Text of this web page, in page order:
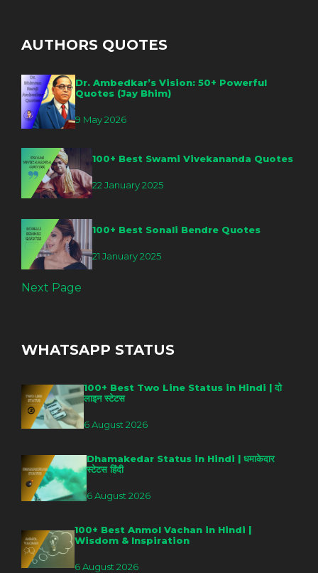
AUTHORS QUOTES
Dr. Ambedkar’s Vision: 50+ Powerful
Quotes (Jay Bhim)
9 May 2026
100+ Best Swami Vivekananda Quotes
22 January 2025
100+ Best Sonali Bendre Quotes
21 January 2025
Next Page
WHATSAPP STATUS
100+ Best Two Line Status in Hindi | दो
लाइन स्टेटस
6 August 2026
Dhamakedar Status in Hindi | धमाकेदार
स्टेटस हिंदी
6 August 2026
100+ Best Anmol Vachan in Hindi |
Wisdom & Inspiration
6 August 2026